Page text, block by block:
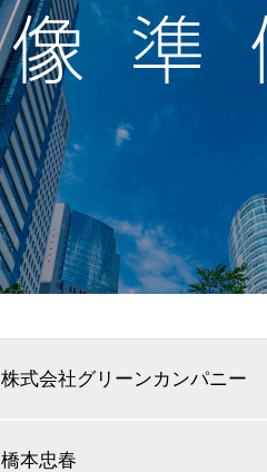
株式会社グリーンカンパニー
橋本忠春